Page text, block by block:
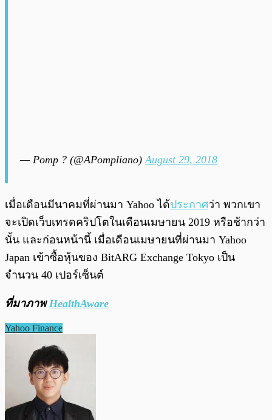
— Pomp ? (@APompliano)August 29, 2018
เมื่อเดือนมีนาคมที่ผ่านมา Yahoo ได้ประกาศว่า พวกเขา
จะเปิดเว็บเทรดคริปโตในเดือนเมษายน 2019 หรือช้ากว่า
นั้น และก่อนหน้านี้ เมื่อเดือนเมษายนที่ผ่านมา Yahoo
Japan เข้าซื้อหุ้นของ BitARG Exchange Tokyo เป็น
จำนวน 40 เปอร์เซ็นต์
ที่มาภาพHealthAware
Yahoo Finance